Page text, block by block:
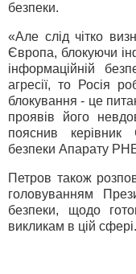
безпеки.
«Але слід чітко
Європа, блокуючи
інформаційній
агресії, то Росія
блокування - це
проявів його
пояснив
безпеки Апарату
Петров також
головуванням
безпеки, щодо
викликам в цій сфері.